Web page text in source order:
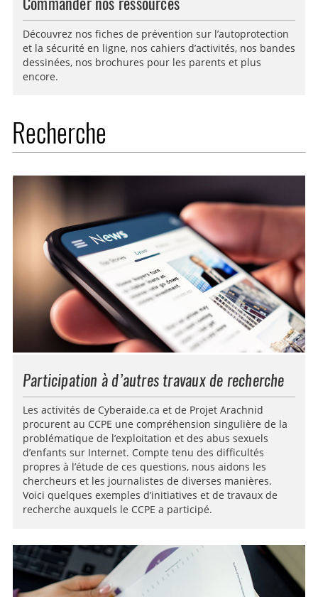
Découvrez nos fiches de prévention sur l’autoprotection
et la sécurité en ligne, nos cahiers d’activités, nos bandes
dessinées, nos brochures pour les parents et plus
encore.
Recherche
Participation à d’autres travaux de recherche
Les activités de Cyberaide.ca et de Projet Arachnid
procurent au CCPE une compréhension singulière de la
problématique de l’exploitation et des abus sexuels
d’enfants sur Internet. Compte tenu des difficultés
propres à l’étude de ces questions, nous aidons les
chercheurs et les journalistes de diverses manières.
Voici quelques exemples d’initiatives et de travaux de
recherche auxquels le CCPE a participé.